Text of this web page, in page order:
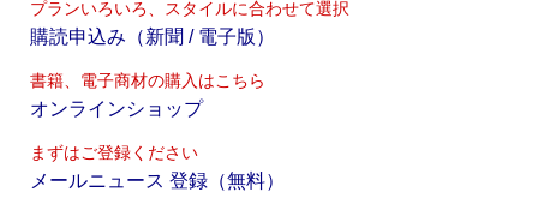
プランいろいろ、スタイルに合わせて選択
購読申込み（新聞 / 電子版）
書籍、電子商材の購入はこちら
オンラインショップ
まずはご登録ください
メールニュース 登録（無料）